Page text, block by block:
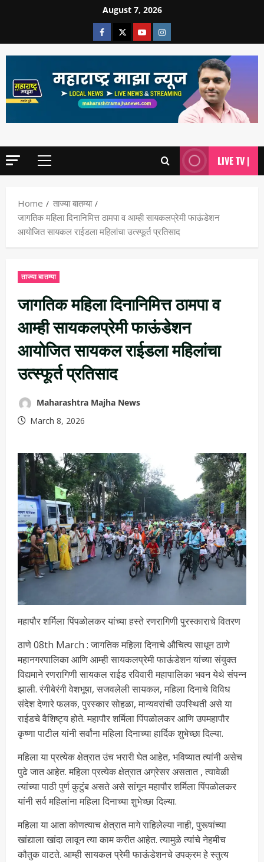
August 7, 2026
LIVE TV |
Home
ताज्या बातम्या
जागतिक महिला दिनानिमित्त ठामपा व आम्ही सायकलप्रेमी फाऊंडेशन
आयोजित सायकल राईडला महिलांचा उत्स्फूर्त प्रतिसाद
ताज्या बातम्या
जागतिक महिला दिनानिमित्त ठामपा व
आम्ही सायकलप्रेमी फाऊंडेशन
आयोजित सायकल राईडला महिलांचा
उत्स्फूर्त प्रतिसाद
Maharashtra Majha News
March 8, 2026
महापौर शर्मिला पिंपळोलकर यांच्या हस्ते रणरागिणी पुरस्काराचे वितरण
ठाणे 08th March : जागतिक महिला दिनाचे औचित्य साधून ठाणे
महानगरपालिका आणि आम्ही सायकलप्रेमी फाऊंडेशन यांच्या संयुक्त
विद्यमाने रणरागिणी सायकल राईड रविवारी महापालिका भवन येथे संपन्न
झाली. रंगीबेरंगी वेशभूषा, सजवलेली सायकल, महिला दिनाचे विविध
संदेश देणारे फलक, पुरस्कार सोहळा, मान्यवरांची उपस्थिती असे या
राईडचे वैशिष्ट्य होते. महापौर शर्मिला पिंपळोलकर आणि उपमहापौर
कृष्णा पाटील यांनी सर्वांना महिला दिनाच्या हार्दिक शुभेच्छा दिल्या.
महिला या प्रत्येक क्षेत्रात उंच भरारी घेत आहेत, भविष्यात त्यांनी असेच
पुढे जात आहेत. महिला प्रत्येक क्षेत्रात अग्रेसर असतात , त्यावेळी
त्यांच्या पाठी पुर्ण कुटुंब असते असे सांगून महापौर शर्मिला पिंपळोलकर
यांनी सर्व महिलांना महिला दिनाच्या शुभेच्छा दिल्या.
महिला या आता कोणत्याच क्षेत्रात मागे राहिलेल्या नाही, पुरूषांच्या
खांद्याला खांदा लावून त्या काम करीत आहेत. त्यामुळे त्यांचे नेहमीच
कौतुक वाटते. आम्ही सायकल प्रेमी फाऊंडेशनचे उपक्रम हे स्तुत्य